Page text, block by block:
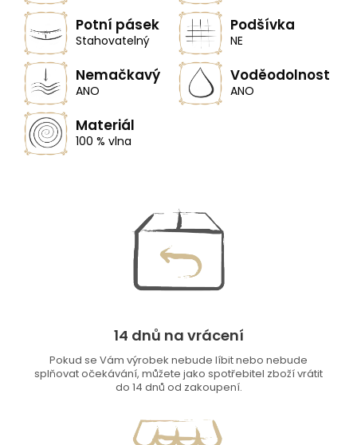
Potní pásek
Stahovatelný
Podšívka
NE
Nemačkavý
ANO
Voděodolnost
ANO
Materiál
100 % vlna
14 dnů na vrácení
Pokud se Vám výrobek nebude líbit nebo nebude
splňovat očekávání, můžete jako spotřebitel zboží vrátit
do 14 dnů od zakoupení.